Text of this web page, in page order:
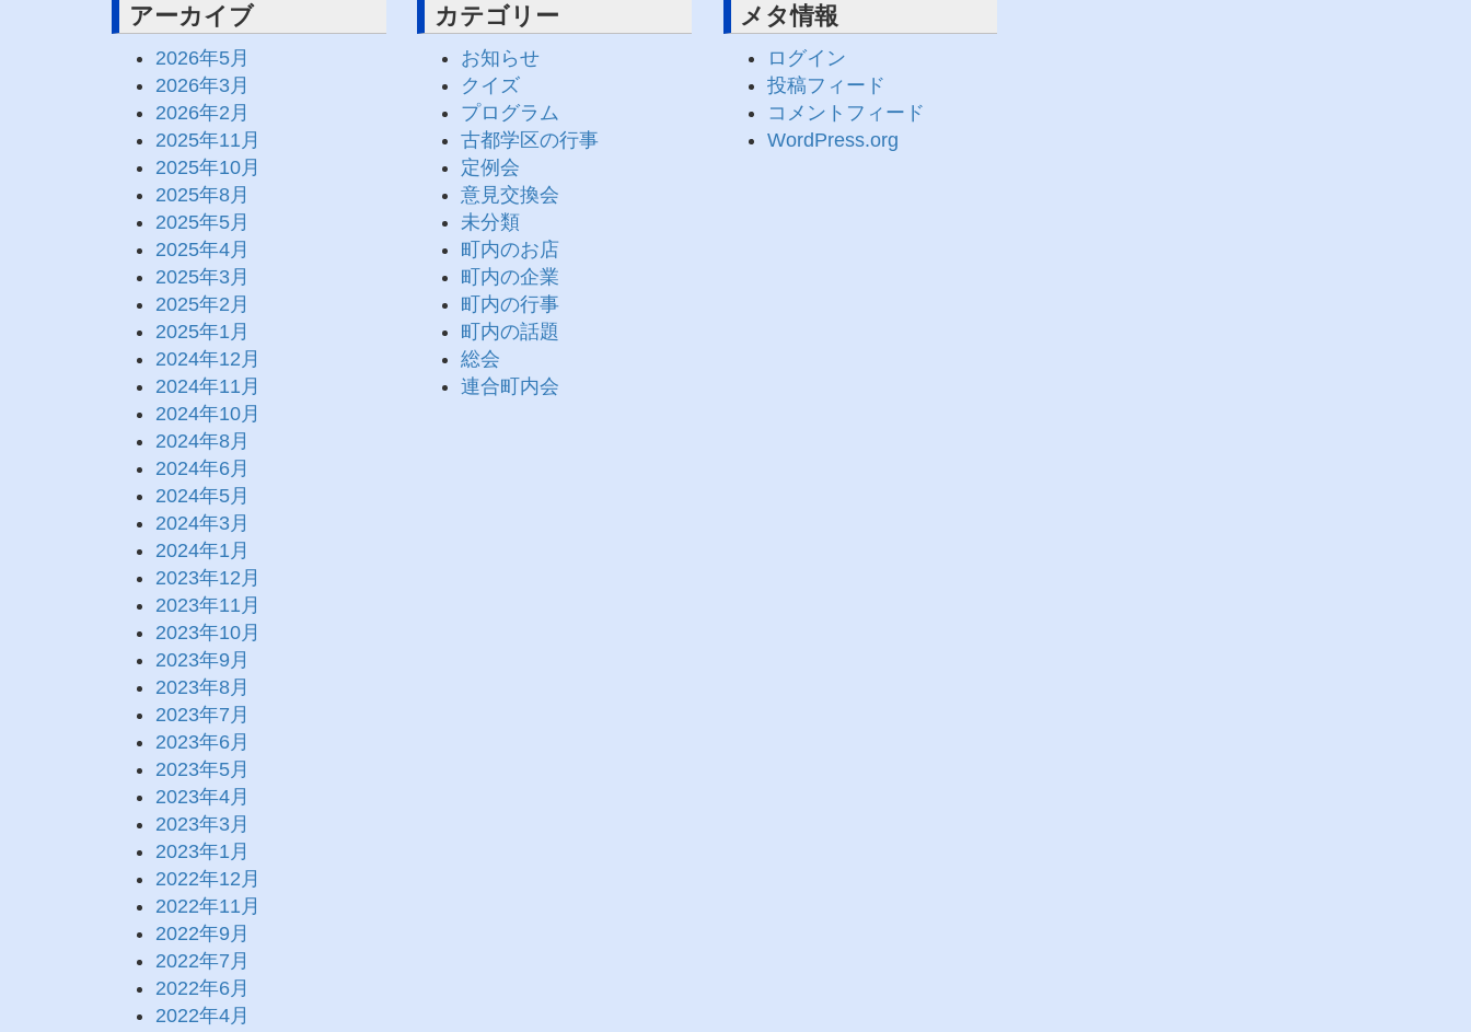
アーカイブ
2026年5月
2026年3月
2026年2月
2025年11月
2025年10月
2025年8月
2025年5月
2025年4月
2025年3月
2025年2月
2025年1月
2024年12月
2024年11月
2024年10月
2024年8月
2024年6月
2024年5月
2024年3月
2024年1月
2023年12月
2023年11月
2023年10月
2023年9月
2023年8月
2023年7月
2023年6月
2023年5月
2023年4月
2023年3月
2023年1月
2022年12月
2022年11月
2022年9月
2022年7月
2022年6月
2022年4月
カテゴリー
お知らせ
クイズ
プログラム
古都学区の行事
定例会
意見交換会
未分類
町内のお店
町内の企業
町内の行事
町内の話題
総会
連合町内会
メタ情報
ログイン
投稿フィード
コメントフィード
WordPress.org